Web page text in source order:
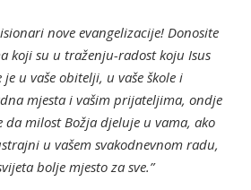
nove evangelizacije! Donosite
koji su u traženju-radost koju Isus
u vaše obitelji, u vaše škole i
mjesta i vašim prijateljima, ondje
da milost Božja djeluje u vama, ako
u vašem svakodnevnom radu,
bolje mjesto za sve.”